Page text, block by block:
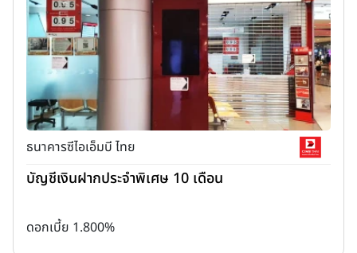
ธนาคารซีไอเอ็มบี ไทย
บัญชีเงินฝากประจำพิเศษ 10 เดือน
ดอกเบี้ย 1.800%